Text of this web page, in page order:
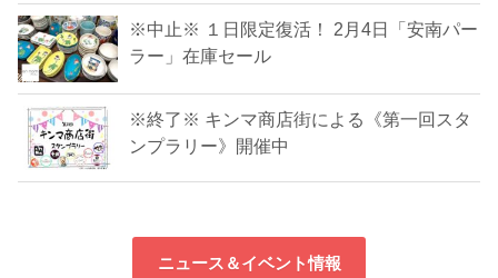
※中止※ １日限定復活！ 2月4日「安南パー
ラー」在庫セール
※終了※ キンマ商店街による《第一回スタ
ンプラリー》開催中
ニュース＆イベント情報